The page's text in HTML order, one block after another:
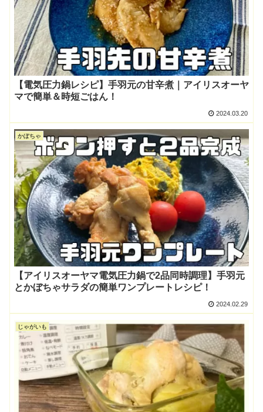
【電気圧力鍋レシピ】手羽元の甘辛煮｜アイリスオーヤ
マで簡単＆時短ごはん！
2024.03.20
かぼちゃ
【アイリスオーヤマ電気圧力鍋で2品同時調理】手羽元
とかぼちゃサラダの簡単ワンプレートレシピ！
2024.02.29
じゃがいも